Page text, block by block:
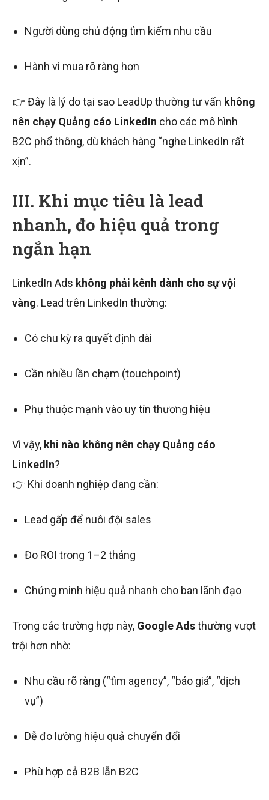
Người dùng chủ động tìm kiếm nhu cầu
Hành vi mua rõ ràng hơn
👉 Đây là lý do tại sao LeadUp thường tư vấn không
nên chạy Quảng cáo LinkedIn cho các mô hình
B2C phổ thông, dù khách hàng “nghe LinkedIn rất
xịn”.
III. Khi mục tiêu là lead
nhanh, đo hiệu quả trong
ngắn hạn
LinkedIn Ads không phải kênh dành cho sự vội
vàng. Lead trên LinkedIn thường:
Có chu kỳ ra quyết định dài
Cần nhiều lần chạm (touchpoint)
Phụ thuộc mạnh vào uy tín thương hiệu
Vì vậy, khi nào không nên chạy Quảng cáo
LinkedIn?
👉 Khi doanh nghiệp đang cần:
Lead gấp để nuôi đội sales
Đo ROI trong 1–2 tháng
Chứng minh hiệu quả nhanh cho ban lãnh đạo
Trong các trường hợp này, Google Adsthường vượt
trội hơn nhờ:
Nhu cầu rõ ràng (“tìm agency”, “báo giá”, “dịch
vụ”)
Dễ đo lường hiệu quả chuyển đổi
Phù hợp cả B2B lẫn B2C